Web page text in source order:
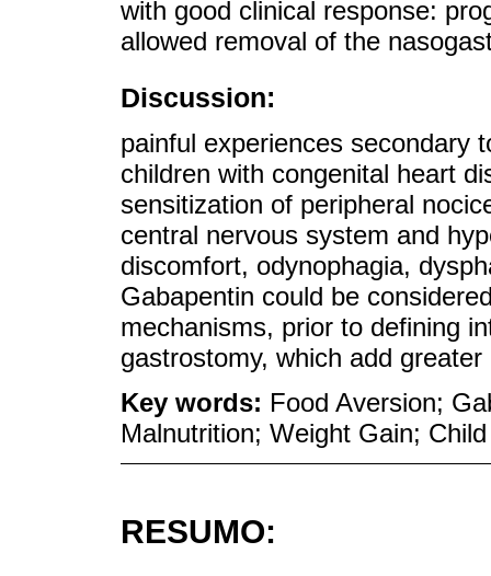
with good clinical response:
allowed removal of the
Discussion:
painful experiences secondary
children with congenital heart
sensitization of peripheral
central nervous system and
discomfort, odynophagia,
Gabapentin could be
mechanisms, prior to defining
gastrostomy, which add
Key words: Food Aversion;
Malnutrition; Weight Gain; Child
RESUMO: